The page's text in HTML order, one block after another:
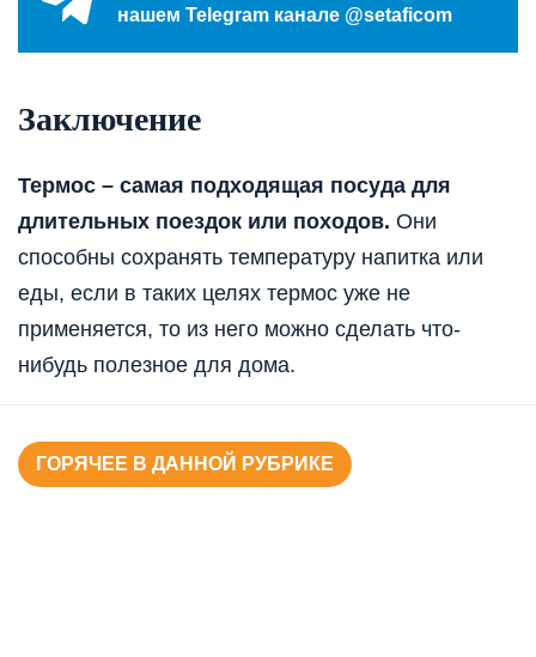
нашем Telegram канале @setaficom
Заключение
Термос – самая подходящая посуда для
длительных поездок или походов. Они
способны сохранять температуру напитка или
еды, если в таких целях термос уже не
применяется, то из него можно сделать что-
нибудь полезное для дома.
ГОРЯЧЕЕ В ДАННОЙ РУБРИКЕ